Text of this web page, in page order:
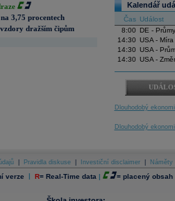
3,75 procentech
dražším čipům
Kalendář
Čas Událost
8:00
DE -
14:30 USA -
14:30 USA -
14:30 USA -
Dlouhodobý
Dlouhodobý
Pravidla diskuse Investiční disclaimer Náměty
verze | R= Real-Time data | = placený obsah